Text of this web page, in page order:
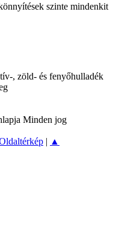
szinte mindenkit
, zöld- és fenyőhulladék
Minden jog
| ▲